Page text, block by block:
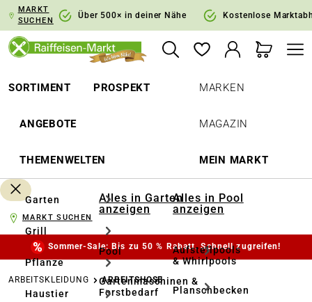
Zur Hauptnavigation springen
MARKT
SUCHEN
Über 500× in deiner Nähe Kostenlose
SORTIMENT PROSPEKT
ANGEBOTE
THEMENWELTEN
MARKEN
MAGAZIN
MEIN MARKT
Garten
Grill
Pflanze
Haustier
Alles in Garten
anzeigen
Pool
Gartenmaschinen &
Forstbedarf
Alles in Pool
anzeigen
Aufstellpools
& Whirlpools
Planschbecken
MARKT SUCHEN
Sommer-Sale: Bis zu 50 % Rabatt. Schnell zugreifen!
ARBEITSKLEIDUNG ARBEITSHOSE